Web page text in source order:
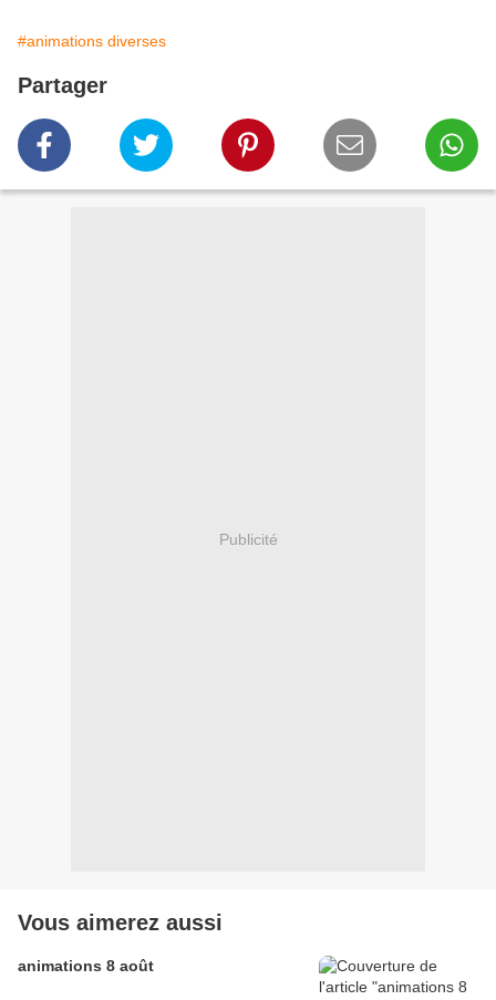
#animations diverses
Partager
Publicité
Vous aimerez aussi
animations 8 août